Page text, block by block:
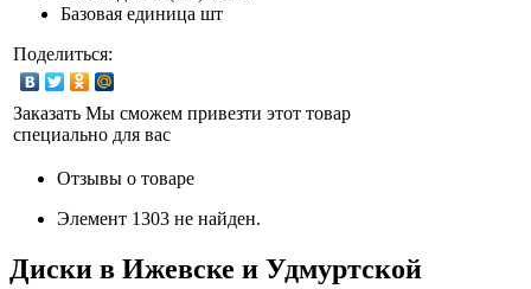
Базовая единица шт
Поделиться:
Заказать Мы сможем привезти этот товар
специально для вас
Отзывы о товаре
Элемент 1303 не найден.
Диски в Ижевске и Удмуртской